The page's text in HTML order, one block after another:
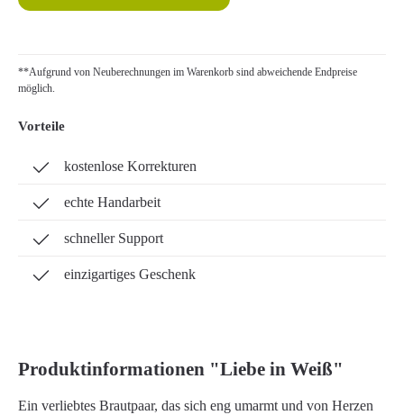
**Aufgrund von Neuberechnungen im Warenkorb sind abweichende Endpreise
möglich.
Vorteile
kostenlose Korrekturen
echte Handarbeit
schneller Support
einzigartiges Geschenk
Produktinformationen "Liebe in Weiß"
Ein verliebtes Brautpaar, das sich eng umarmt und von Herzen